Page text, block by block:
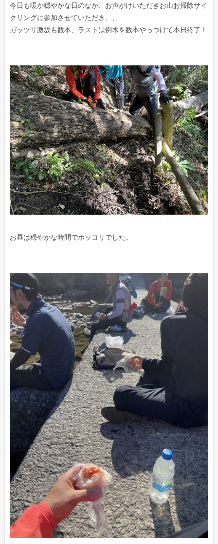
今日も暖か穏やかな日のなか、お声がけいただきお山お掃除サイ
クリングに参加させていただき、、
ガッツリ激坂も数本、ラストは倒木を数本やっつけて本日終了！
お昼は穏やかな時間でホッコリでした。